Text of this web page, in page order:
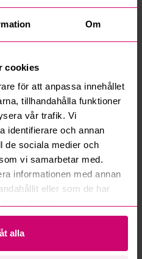
Om
cookies
för att anpassa innehållet
tillhandahålla funktioner
vår trafik. Vi
identifierare och annan
de sociala medier och
vi samarbetar med.
informationen med annan
eller som de har
allaoch svar